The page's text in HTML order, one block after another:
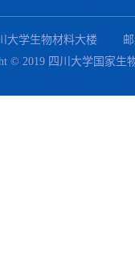
大学生物材料大楼 邮
© 2019 四川大学国家